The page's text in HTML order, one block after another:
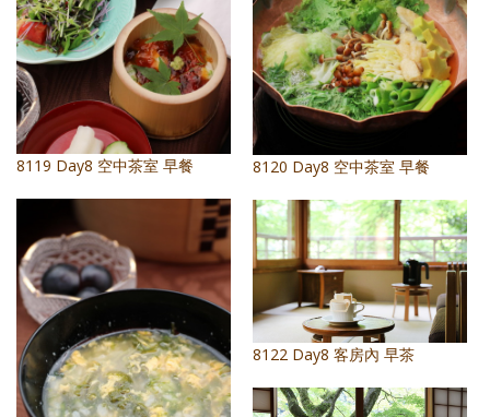
8119 Day8 空中茶室 早餐 8120 Day8 空中茶室 早餐
8122 Day8 客房內 早茶